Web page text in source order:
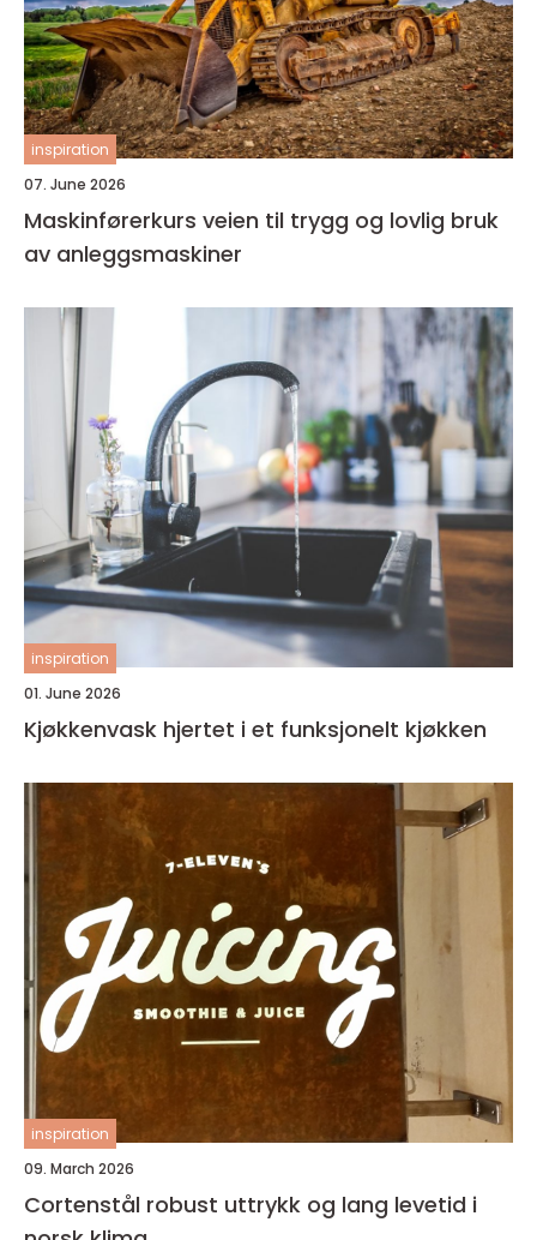
inspiration
07. June 2026
Maskinførerkurs veien til trygg og lovlig bruk
av anleggsmaskiner
inspiration
01. June 2026
Kjøkkenvask hjertet i et funksjonelt kjøkken
inspiration
09. March 2026
Cortenstål robust uttrykk og lang levetid i